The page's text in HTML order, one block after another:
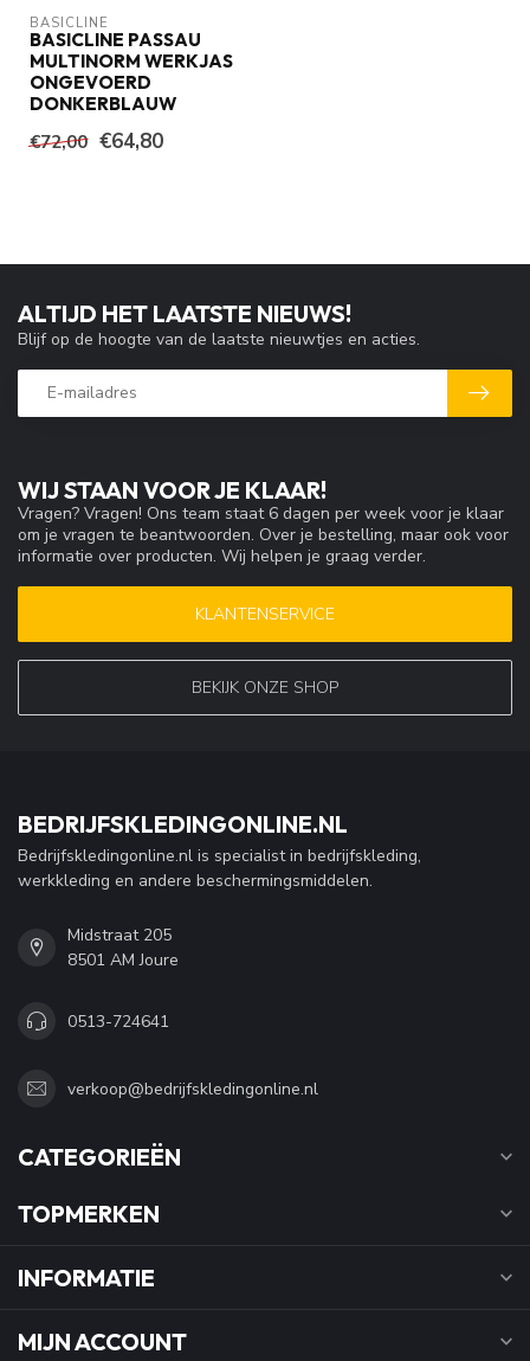
BASICLINE
BASICLINE PASSAU
MULTINORM WERKJAS
ONGEVOERD
DONKERBLAUW
€72,00 €64,80
WIJ STAAN VOOR JE KLAAR!
Vragen? Vragen! Ons team staat 6 dagen per week voor je klaar
om je vragen te beantwoorden. Over je bestelling, maar ook voor
informatie over producten. Wij helpen je graag verder.
KLANTENSERVICE
BEKIJK ONZE SHOP
ALTIJD HET LAATSTE NIEUWS!
Blijf op de hoogte van de laatste nieuwtjes en acties.
BEDRIJFSKLEDINGONLINE.NL
Bedrijfskledingonline.nl is specialist in bedrijfskleding,
werkkleding en andere beschermingsmiddelen.
Midstraat 205
8501 AM Joure
0513-724641
verkoop@bedrijfskledingonline.nl
CATEGORIEËN
TOPMERKEN
INFORMATIE
MIJN ACCOUNT